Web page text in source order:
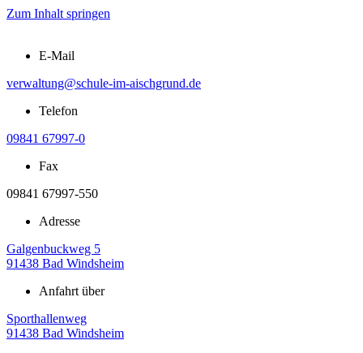
Zum Inhalt springen
E-Mail
verwaltung@schule-im-aischgrund.de
Telefon
09841 67997-0
Fax
09841 67997-550
Adresse
Galgenbuckweg 5
91438 Bad Windsheim
Anfahrt über
Sporthallenweg
91438 Bad Windsheim